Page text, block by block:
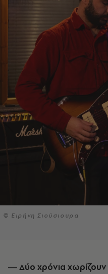
© Ειρήνη Σιούσιουρα
― Δύο χρόνια χωρίζουν τo πρώτο σας